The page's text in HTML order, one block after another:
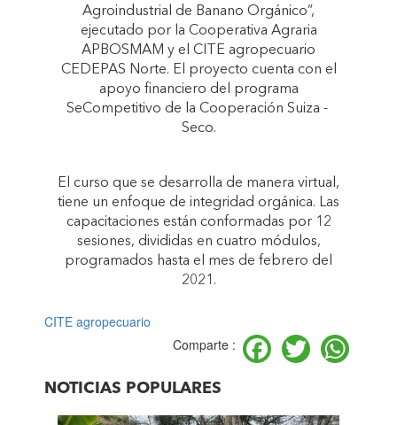
Agroindustrial de Banano Orgánico”,
ejecutado por la Cooperativa Agraria
APBOSMAM y el CITE agropecuario
CEDEPAS Norte. El proyecto cuenta con el
apoyo financiero del programa
SeCompetitivo de la Cooperación Suiza -
Seco.
El curso que se desarrolla de manera virtual,
tiene un enfoque de integridad orgánica. Las
capacitaciones están conformadas por 12
sesiones, divididas en cuatro módulos,
programados hasta el mes de febrero del
2021.
CITE agropecuario
Comparte :
Facebook
Twitter
NOTICIAS POPULARES